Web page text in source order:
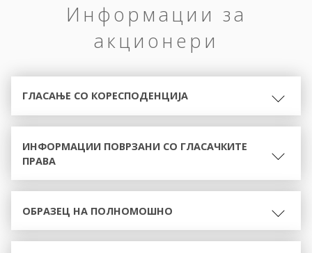
Информации за
акционери
ГЛАСАЊЕ СО КОРЕСПОДЕНЦИЈА
ИНФОРМАЦИИ ПОВРЗАНИ СО ГЛАСАЧКИТЕ
ПРАВА
ОБРАЗЕЦ НА ПОЛНОМОШНО